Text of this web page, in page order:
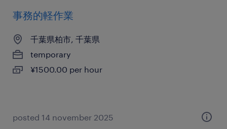
事務的軽作業
千葉県柏市, 千葉県
temporary
¥1500.00 per hour
posted 14 november 2025